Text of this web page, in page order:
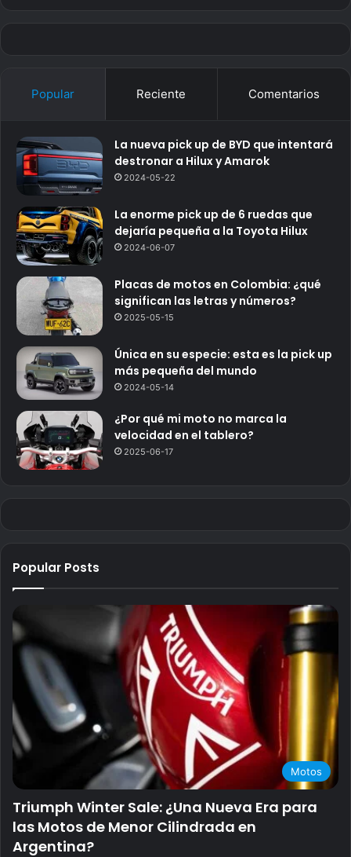
Popular Reciente Comentarios
La nueva pick up de BYD que intentará
destronar a Hilux y Amarok
2024-05-22
La enorme pick up de 6 ruedas que
dejaría pequeña a la Toyota Hilux
2024-06-07
Placas de motos en Colombia: ¿qué
significan las letras y números?
2025-05-15
Única en su especie: esta es la pick up
más pequeña del mundo
2024-05-14
¿Por qué mi moto no marca la
velocidad en el tablero?
2025-06-17
Popular Posts
Motos
Triumph Winter Sale: ¿Una Nueva Era para
las Motos de Menor Cilindrada en
Argentina?